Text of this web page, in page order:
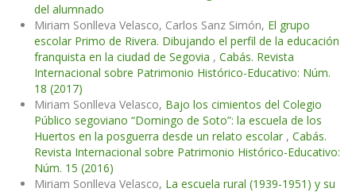
del alumnado
Miriam Sonlleva Velasco, Carlos Sanz Simón, El grupo
escolar Primo de Rivera. Dibujando el perfil de la educación
franquista en la ciudad de Segovia , Cabás. Revista
Internacional sobre Patrimonio Histórico-Educativo: Núm.
18 (2017)
Miriam Sonlleva Velasco, Bajo los cimientos del Colegio
Público segoviano “Domingo de Soto”: la escuela de los
Huertos en la posguerra desde un relato escolar , Cabás.
Revista Internacional sobre Patrimonio Histórico-Educativo:
Núm. 15 (2016)
Miriam Sonlleva Velasco, La escuela rural (1939-1951) y su